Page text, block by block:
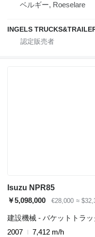
ベルギー, Roeselare
INGELS
Isuzu NPR85
￥5,098,000
€28,000 ≈
建設機械 - バケットトラッ
2007
7,412 m/h